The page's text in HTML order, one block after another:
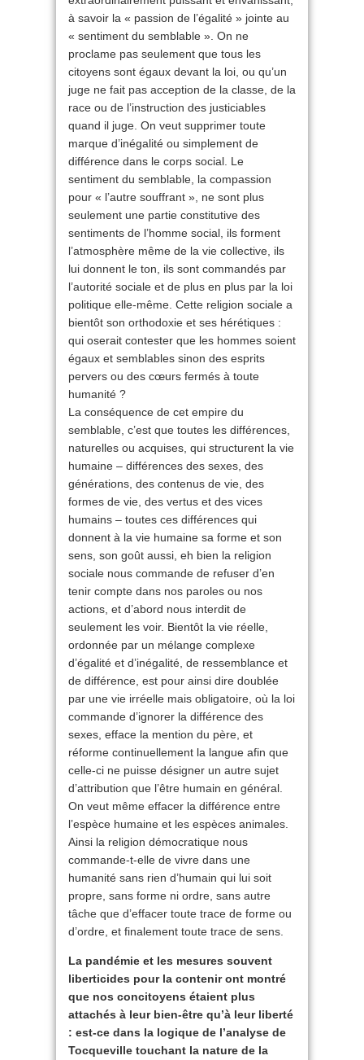
à savoir la « passion de l’égalité » jointe au
« sentiment du semblable ». On ne
proclame pas seulement que tous les
citoyens sont égaux devant la loi, ou qu’un
juge ne fait pas acception de la classe, de la
race ou de l’instruction des justiciables
quand il juge. On veut supprimer toute
marque d’inégalité ou simplement de
différence dans le corps social. Le
sentiment du semblable, la compassion
pour « l’autre souffrant », ne sont plus
seulement une partie constitutive des
sentiments de l’homme social, ils forment
l’atmosphère même de la vie collective, ils
lui donnent le ton, ils sont commandés par
l’autorité sociale et de plus en plus par la loi
politique elle-même. Cette religion sociale a
bientôt son orthodoxie et ses hérétiques :
qui oserait contester que les hommes soient
égaux et semblables sinon des esprits
pervers ou des cœurs fermés à toute
humanité ?
La conséquence de cet empire du
semblable, c’est que toutes les différences,
naturelles ou acquises, qui structurent la vie
humaine – différences des sexes, des
générations, des contenus de vie, des
formes de vie, des vertus et des vices
humains – toutes ces différences qui
donnent à la vie humaine sa forme et son
sens, son goût aussi, eh bien la religion
sociale nous commande de refuser d’en
tenir compte dans nos paroles ou nos
actions, et d’abord nous interdit de
seulement les voir. Bientôt la vie réelle,
ordonnée par un mélange complexe
d’égalité et d’inégalité, de ressemblance et
de différence, est pour ainsi dire doublée
par une vie irréelle mais obligatoire, où la loi
commande d’ignorer la différence des
sexes, efface la mention du père, et
réforme continuellement la langue afin que
celle-ci ne puisse désigner un autre sujet
d’attribution que l’être humain en général.
On veut même effacer la différence entre
l’espèce humaine et les espèces animales.
Ainsi la religion démocratique nous
commande-t-elle de vivre dans une
humanité sans rien d’humain qui lui soit
propre, sans forme ni ordre, sans autre
tâche que d’effacer toute trace de forme ou
d’ordre, et finalement toute trace de sens.
La pandémie et les mesures souvent
liberticides pour la contenir ont montré
que nos concitoyens étaient plus
attachés à leur bien-être qu’à leur liberté
: est-ce dans la logique de l’analyse de
Tocqueville touchant la nature de la